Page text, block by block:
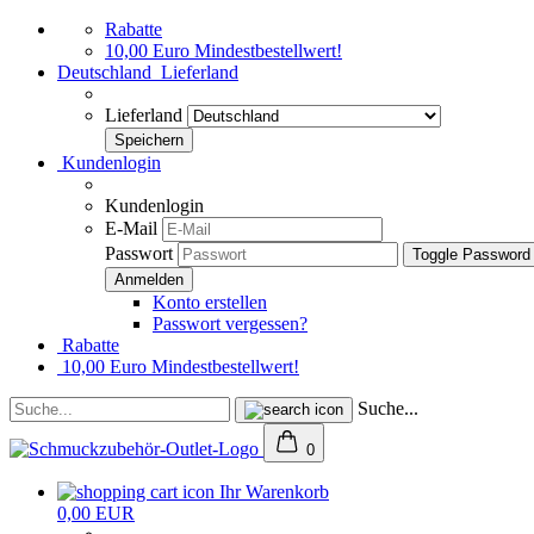
Rabatte
10,00 Euro Mindestbestellwert!
Deutschland Lieferland
Lieferland
Kundenlogin
Kundenlogin
E-Mail
Passwort
Toggle
Konto erstellen
Passwort vergessen?
Rabatte
10,00 Euro Mindestbestellwert!
Suche...
0
Ihr Warenkorb
0,00 EUR